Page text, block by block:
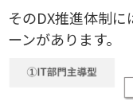
そのDX推進体制
ーンがあります。